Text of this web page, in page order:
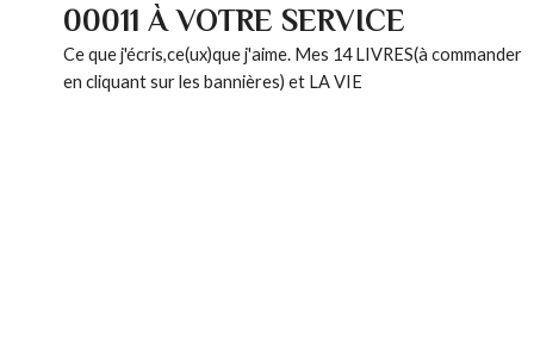
00011 À VOTRE SERVICE
Ce que j'écris,ce(ux)que j'aime. Mes 14 LIVRES(à commander
en cliquant sur les bannières) et LA VIE